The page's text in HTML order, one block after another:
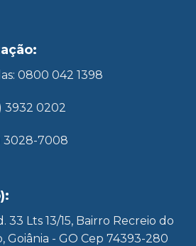
0800 042 1398
3932 0202
3028-7008
33 Lts 13/15, Bairro Recreio do
Goiânia - GO Cep 74393-280